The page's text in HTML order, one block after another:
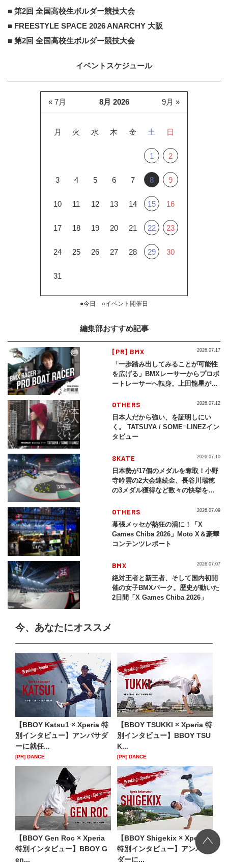
■ 第2回 全国高校生ボルダー競技大会
■ FREESTYLE SPACE 2026 ANARCHY 大阪
■ 第2回 全国高校生ボルダー競技大会
イベントスケジュール
8月 2026
月 火 水 木 金 土 日
1 2
3 4 5 6 7 8 9
10 11 12 13 14 15 16
17 18 19 20 21 22 23
24 25 26 27 28 29 30
31
« 7月 9月 »
●今日 ○イベント開催日
編集部おすすめ記事
[PR] BMX
「一歩踏み出してみることが可能性
を広げる」BMXレーサーからプロボ
ートレーサーへ転身。上田龍星が体
2026.07.17
OTHERS
日本人だから強い、を証明しにい
く。 TATSUYA / SOME≡LINEZイン
タビュー
2026.07.12
SKATE
日本勢が17個のメダルを奪取！小野
寺吟雲の2大会連続金、長谷川瑞穂
の3メダル獲得など数々の快挙をプ
2026」
2026.07.10
OTHERS
幕張メッセが熱狂の渦に！「X
Games Chiba 2026」Moto X＆豪華
コンテンツレポート
2026.07.09
BMX
絶対王者と新王者、そして国内初開
催の女子BMXパーク。歴史が動いた
2日間「X Games Chiba 2026」
2026.07.07
今、あなたにオススメ
【BBOY Katsu1 × Xperia 特
別インタビュー】アンバサダ
ーに就任...
[PR] DANCE
【BBOY TSUKKI × Xperia 特
別インタビュー】BBOY TSU
K...
[PR] DANCE
【BBOY Gen Roc × Xperia
特別インタビュー】BBOY G
en...
【BBOY Shigekix × Xperia
特別インタビュー】アンバサ
ダーに...